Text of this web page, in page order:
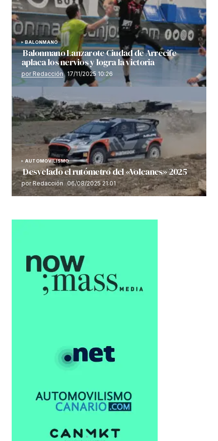
BALONMANO
Balonmano Lanzarote Ciudad de Arrecife
aplaca los nervios y logra la victoria
por Redacción 17/11/2025 10:26
AUTOMOVILISMO
Desvelado el rutómetro del «Volcanes» 2025
por Redacción 06/08/2025 21:01